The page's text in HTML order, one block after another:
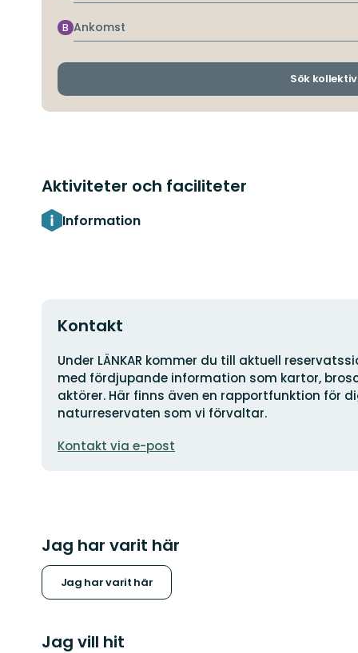
Ankomst
B
Sök
Aktiviteter och faciliteter
Information
Kontakt
Adress
Under LÄNKAR kommer du till aktuell
med fördjupande information som kartor,
aktörer. Här finns även en rapportfunktion för
naturreservaten som vi förvaltar.
postadress
Kontakt via e-post
Jag har varit här
Jag har varit här
Jag vill hit